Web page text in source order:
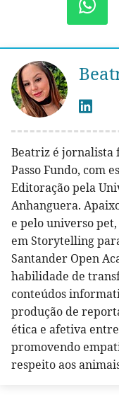
Beatriz é jornalista
Passo Fundo, com
Editoração pela
Anhanguera.
e pelo universo
em Storytelling
Santander Open
habilidade de
conteúdos
produção de
ética e afetiva
promovendo
respeito aos